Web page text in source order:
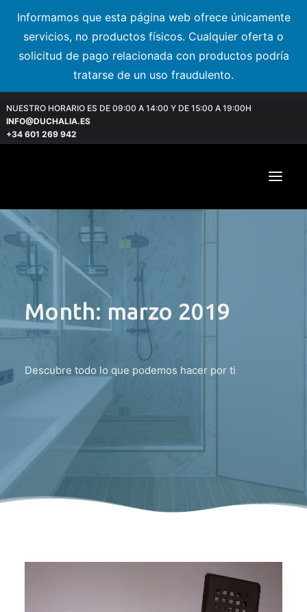
Informamos que esta página web ofrece únicamente
servicios, no productos físicos. Cualquier oferta o
solicitud de pago relacionada con productos podría
tratarse de un uso fraudulento.
NUESTRO HORARIO ES DE 09:00 A 14:00 Y DE 15:00 A 19:00H
INFO@DUCHALIA.ES
+34 601 269 942
Month: marzo 2019
Descubre todo lo que podemos hacer por ti